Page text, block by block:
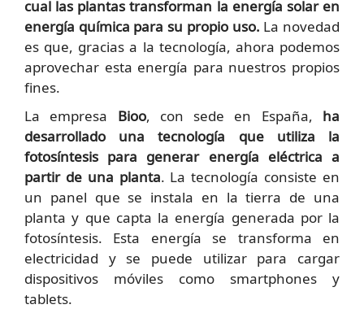
cual las plantas transforman la energía solar en
energía química para su propio uso. La novedad
es que, gracias a la tecnología, ahora podemos
aprovechar esta energía para nuestros propios
fines.
La empresa Bioo, con sede en España, ha
desarrollado una tecnología que utiliza la
fotosíntesis para generar energía eléctrica a
partir de una planta. La tecnología consiste en
un panel que se instala en la tierra de una
planta y que capta la energía generada por la
fotosíntesis. Esta energía se transforma en
electricidad y se puede utilizar para cargar
dispositivos móviles como smartphones y
tablets.